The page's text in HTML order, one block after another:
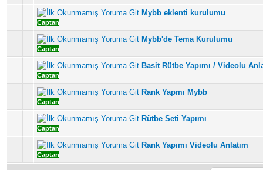
Mybb eklenti kurulumu
Captan
5 üzerinden 5 Oy - Toplam Ortalama 3.4 Oy Verilmiş
123 45
Mybb'de Tema Kurulumu
Captan
5 üzerinden 3 Oy - Toplam Ortalama 2.67 Oy Verilmiş
123 45
Basit Rütbe Yapımı / Videolu
Captan
5 üzerinden 5 Oy - Toplam Ortalama 2.6 Oy Verilmiş
123 45
Rank Yapmı Mybb
Captan
5 üzerinden 3 Oy - Toplam Ortalama 3.33 Oy Verilmiş
123 45
Rütbe Seti Yapımı
Captan
5 üzerinden 1 Oy - Toplam Ortalama 1 Oy Verilmiş
123 45
Rank Yapımı Videolu Anlatım
Captan
5 üzerinden 7 Oy - Toplam Ortalama 3 Oy Verilmiş
123 45